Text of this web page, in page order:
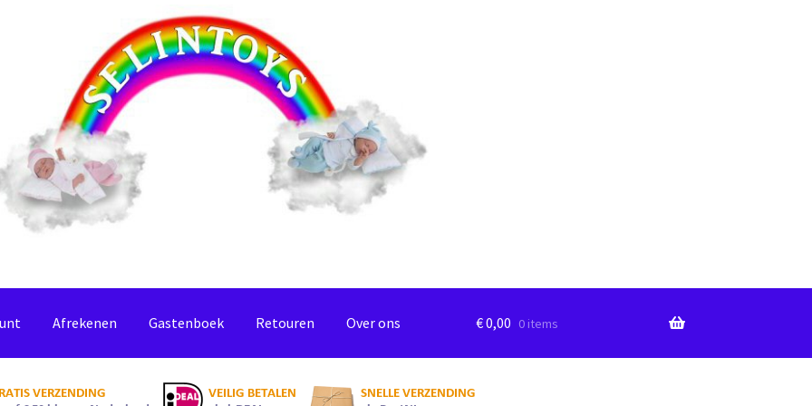
Afrekenen Gastenboek Retouren Over ons €0,00 0 items